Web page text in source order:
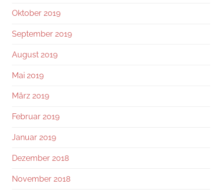
Oktober 2019
September 2019
August 2019
Mai 2019
März 2019
Februar 2019
Januar 2019
Dezember 2018
November 2018